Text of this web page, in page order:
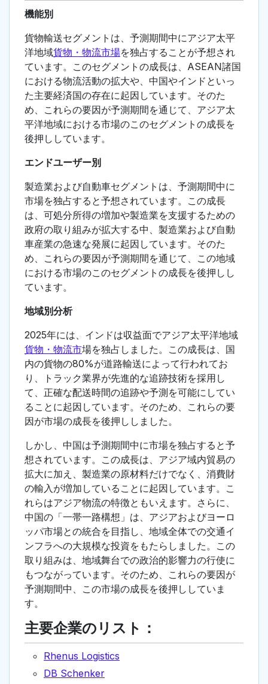
機能別
貨物輸送セグメントは、予測期間中にアジア太平
洋地域貨物・物流市場を独占することが予想され
ています。このセグメントの成長は、ASEAN諸国
における物流活動の拡大や、中国やインドといっ
た主要経済国の存在に起因しています。そのた
め、これらの要因が予測期間を通じて、アジア太
平洋地域における市場のこのセグメントの成長を
後押ししています。
エンドユーザー別
製造業および自動車セグメントは、予測期間中に
市場を独占すると予想されています。この成長
は、可処分所得の増加や製造業を支援するための
政府の取り組みが拡大する中、製造業および自動
車産業の急速な発展に起因しています。そのた
め、これらの要因が予測期間を通じて、この地域
における市場のこのセグメントの成長を後押しし
ています。
地域別分析
2025年には、インドは収益面でアジア太平洋地域
貨物・物流市場を独占しました。この成長は、国
内の貨物の80%が道路輸送によって行われてお
り、トラック業界が先進的な追跡技術を採用し
て、正確な配送時間の追跡や予測を可能にしてい
ることに起因しています。そのため、これらの要
因が市場の成長を後押ししました。
しかし、中国は予測期間中に市場を独占すると予
想されています。この成長は、アジア域内貿易の
拡大に加え、製造業の原材料だけでなく、消費財
の輸入が増加していることに起因しています。こ
れらはアジア物流の特徴ともいえます。さらに、
中国の「一帯一路構想」は、アジアおよびヨーロ
ッパ市場との統合を目指し、地域全体での交通イ
ンフラへの大規模な投資をもたらしました。この
取り組みは、地域舞台での政治的影響力の行使に
もつながっています。そのため、これらの要因が
予測期間中、この市場の成長を後押ししていま
す。
主要企業のリスト：
Rhenus Logistics
DB Schenker